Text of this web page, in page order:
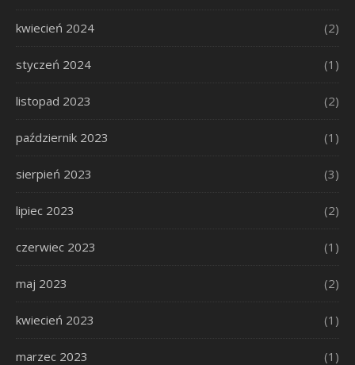
kwiecień 2024 (2)
styczeń 2024 (1)
listopad 2023 (2)
październik 2023 (1)
sierpień 2023 (3)
lipiec 2023 (2)
czerwiec 2023 (1)
maj 2023 (2)
kwiecień 2023 (1)
marzec 2023 (1)